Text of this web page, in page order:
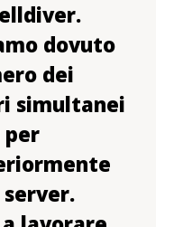
dovuto
dei
simultanei
per